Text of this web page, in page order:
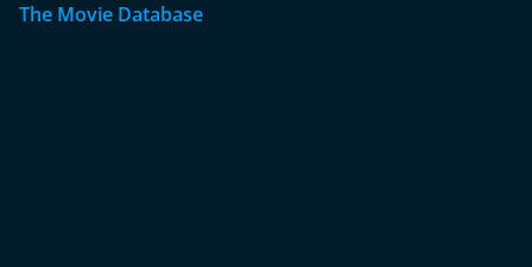
The Movie Database